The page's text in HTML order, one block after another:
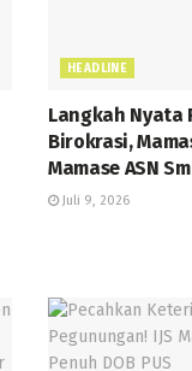
HEADLINE
Langkah Nyata
Birokrasi,
Mamase ASN
Juli 9, 2026